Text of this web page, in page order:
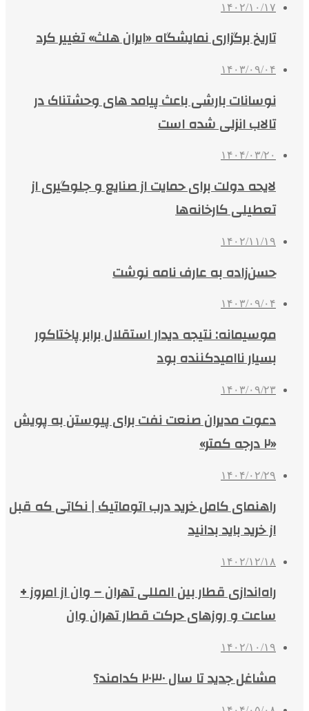
۱۴۰۲/۱۰/۱۷
تاریخ برگزاری نمایشگاه «ایران هلث» تغییر کرد
۱۴۰۳/۰۹/۰۴
نوسانات بارشی باعث پیامد های وحشتناک در
تالاب انزلی شده است
۱۴۰۴/۰۳/۲۰
لایحه دولت برای حمایت از صنایع و جلوگیری از
تعطیلی کارخانه‌ها
۱۴۰۲/۱۱/۱۹
حسن‌زاده به عارف نامه نوشت
۱۴۰۳/۰۹/۰۴
موسیمانه: نتیجه دیدار استقلال برابر پاختاکور
بسیار ناامیدکننده بود
۱۴۰۳/۰۹/۲۳
دعوت مدیران صنعت نفت برای پیوستن به پویش
«۲ درجه کمتر»
۱۴۰۴/۰۲/۲۹
راهنمای کامل خرید درب اتوماتیک | نکاتی که قبل
از خرید باید بدانید
۱۴۰۲/۱۲/۱۸
راه‌اندازی قطار بین المللی تهران – وان از امروز +
ساعت و روزهای حرکت قطار تهران وان
۱۴۰۲/۱۰/۱۹
مشاغل جدید تا سال ۲۰۳۰ کدامند؟